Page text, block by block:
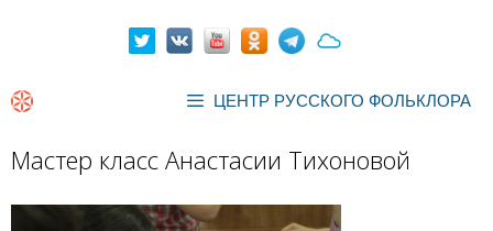
ЦЕНТР РУССКОГО ФОЛЬКЛОРА
Мастер класс Анастасии Тихоновой